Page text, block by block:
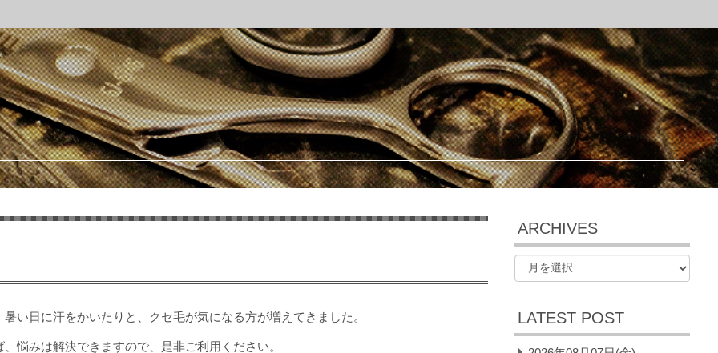
い日に汗をかいたりと、クセ毛が気になる方が増えてきました。
悩みは解決できますので、是非ご利用ください。
ARCHIVES
LATEST POST